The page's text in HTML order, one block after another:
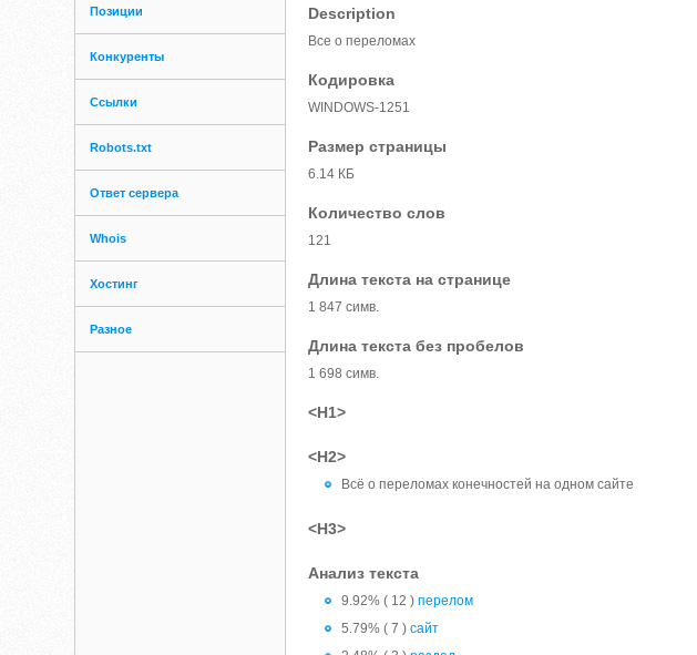
Позиции
Конкуренты
Ссылки
Robots.txt
Ответ сервера
Whois
Хостинг
Разное
Description
Все о переломах
Кодировка
WINDOWS-1251
Размер страницы
6.14 КБ
Количество слов
121
Длина текста на странице
1 847 симв.
Длина текста без пробелов
1 698 симв.
<H1>
<H2>
Всё о переломах конечностей на одном сайте
<H3>
Анализ текста
9.92% ( 12 )перелом
5.79% ( 7 )сайт